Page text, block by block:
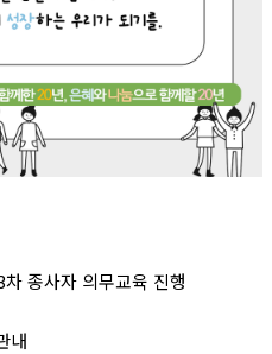
종사자 의무교육 진행
내